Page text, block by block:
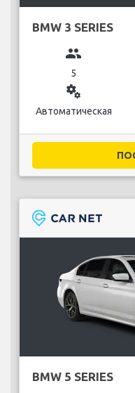
BMW 3 SERIES
group
5
miscellaneous_services
Автоматическая
BMW 5 SERIES